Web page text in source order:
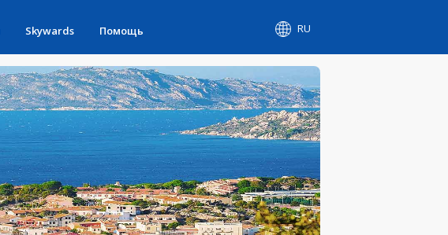
Skywards Помощь RU